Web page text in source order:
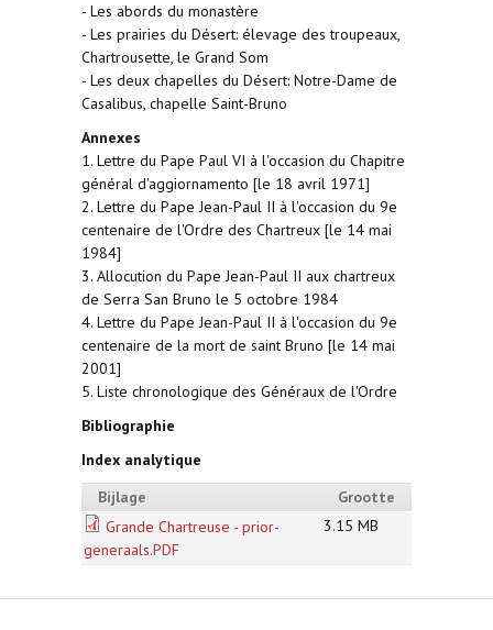
- Les abords du monastère
- Les prairies du Désert: élevage des troupeaux,
Chartrousette, le Grand Som
- Les deux chapelles du Désert: Notre-Dame de
Casalibus, chapelle Saint-Bruno
Annexes
1. Lettre du Pape Paul VI à l'occasion du Chapitre
général d'aggiornamento [le 18 avril 1971]
2. Lettre du Pape Jean-Paul II à l'occasion du 9e
centenaire de l'Ordre des Chartreux [le 14 mai
1984]
3. Allocution du Pape Jean-Paul II aux chartreux
de Serra San Bruno le 5 octobre 1984
4. Lettre du Pape Jean-Paul II à l'occasion du 9e
centenaire de la mort de saint Bruno [le 14 mai
2001]
5. Liste chronologique des Généraux de l'Ordre
Bibliographie
Index analytique
Bijlage
Grootte
Grande Chartreuse - prior-
generaals.PDF
3.15 MB